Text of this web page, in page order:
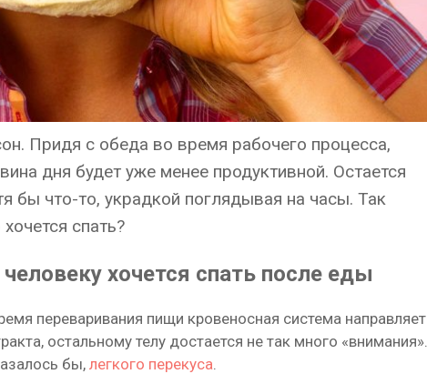
Придя с обеда во время рабочего процесса,
дня будет уже менее продуктивной. Остается
бы что-то, украдкой поглядывая на часы. Так
спать?
хочется спать после еды
переваривания пищи кровеносная система направляет
остальному телу достается не так много «внимания».
бы, легкого перекуса